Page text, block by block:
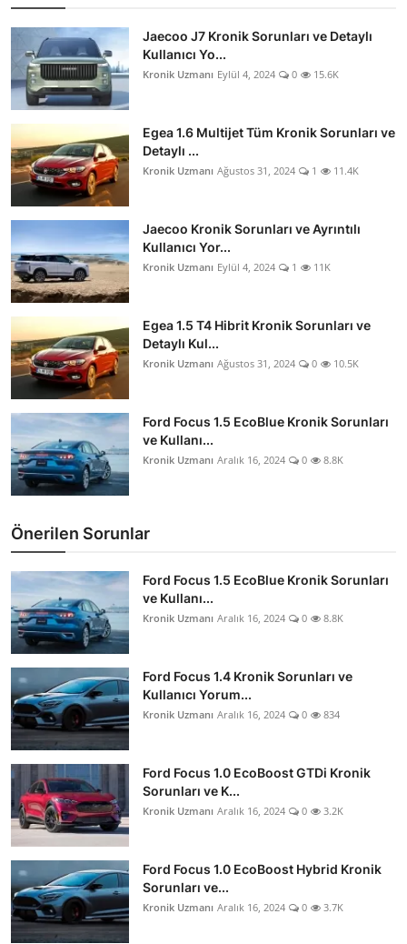
Jaecoo J7 Kronik Sorunları ve Detaylı
Kullanıcı Yo...
Kronik Uzmanı Eylül 4, 2024 0 15.6K
Egea 1.6 Multijet Tüm Kronik Sorunları ve
Detaylı ...
Kronik Uzmanı Ağustos 31, 2024 1 11.4K
Jaecoo Kronik Sorunları ve Ayrıntılı
Kullanıcı Yor...
Kronik Uzmanı Eylül 4, 2024 1 11K
Egea 1.5 T4 Hibrit Kronik Sorunları ve
Detaylı Kul...
Kronik Uzmanı Ağustos 31, 2024 0 10.5K
Ford Focus 1.5 EcoBlue Kronik Sorunları
ve Kullanı...
Kronik Uzmanı Aralık 16, 2024 0 8.8K
Önerilen Sorunlar
Ford Focus 1.5 EcoBlue Kronik Sorunları
ve Kullanı...
Kronik Uzmanı Aralık 16, 2024 0 8.8K
Ford Focus 1.4 Kronik Sorunları ve
Kullanıcı Yorum...
Kronik Uzmanı Aralık 16, 2024 0 834
Ford Focus 1.0 EcoBoost GTDi Kronik
Sorunları ve K...
Kronik Uzmanı Aralık 16, 2024 0 3.2K
Ford Focus 1.0 EcoBoost Hybrid Kronik
Sorunları ve...
Kronik Uzmanı Aralık 16, 2024 0 3.7K